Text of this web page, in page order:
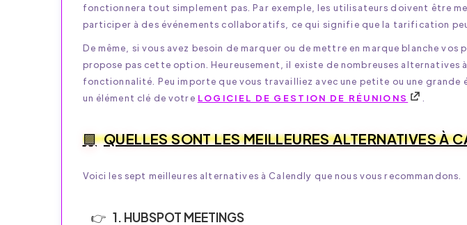
fonctionnera tout simplement pas. Par exemple, les utilisateurs doivent être
participer à des événements collaboratifs, ce qui signifie que la tarification
De même, si vous avez besoin de marquer ou de mettre en marque blanche
propose pas cette option. Heureusement, il existe de nombreuses
fonctionnalité. Peu importe que vous travailliez avec une petite ou une
un élément clé de votre LOGICIEL DE GESTION DE RÉUNIONS
QUELLES SONT LES MEILLEURES ALTERNATIVES À
Voici les sept meilleures alternatives à Calendly que nous vous recommandons.
1. HUBSPOT MEETINGS